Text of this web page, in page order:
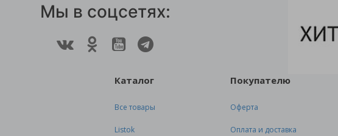
Мы в соцсетях:
Каталог
Все товары
Listok
Покупателю
Оферта
Оплата и доставка